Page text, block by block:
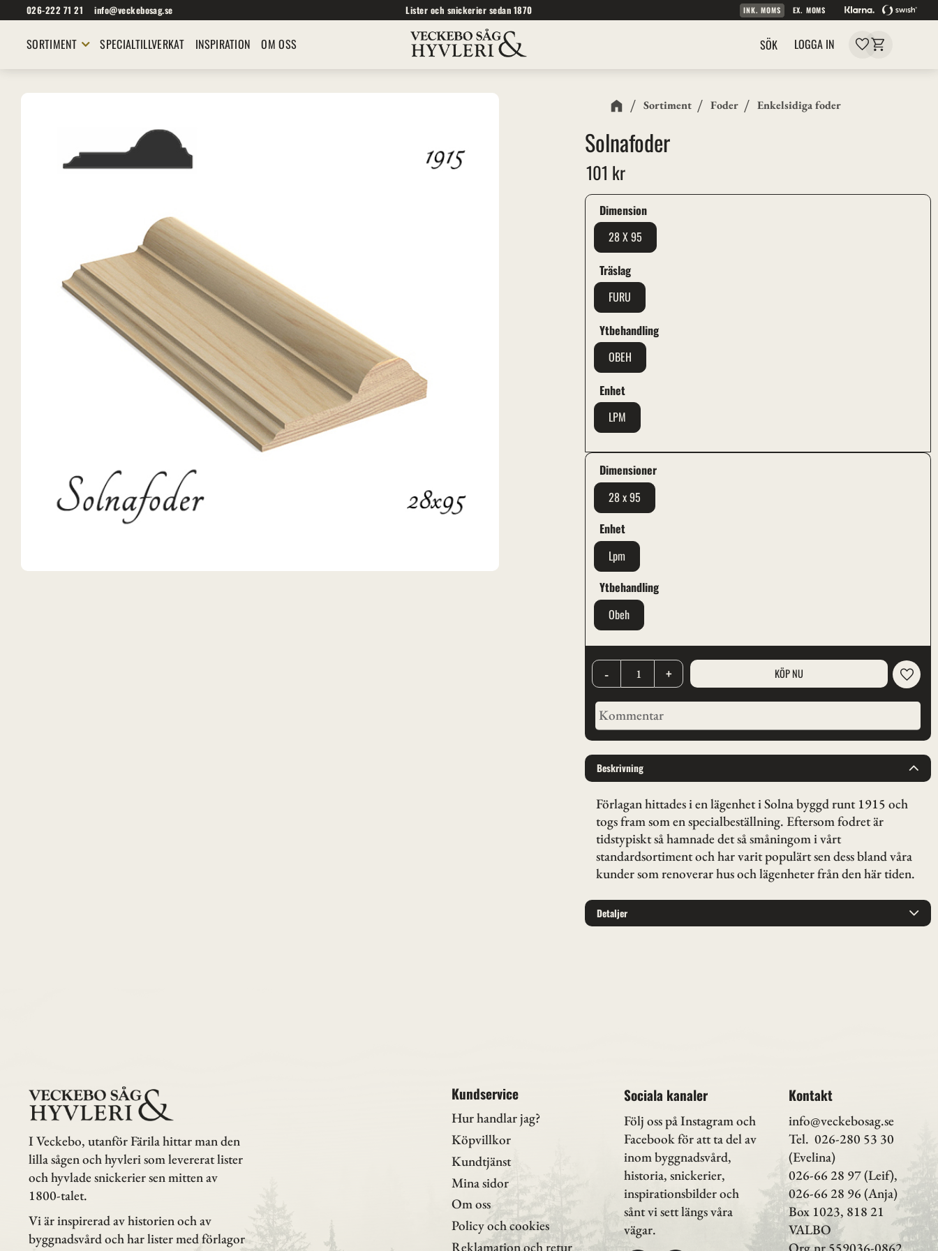
026-222 71 21 info@veckebosag.se Lister och snickerier sedan 1870 INK. MOMS EX. MOMS
SORTIMENT SPECIALTILLVERKAT INSPIRATION OM OSS SÖK LOGGA IN
Favoriter
Sortiment Foder Enkelsidiga foder
Solnafoder
101 kr
Dimensioner
28 x 95
Enhet
Lpm
Ytbehandling
Obeh
+
- Lägg
Dimension
28 X 95
Träslag
FURU
Ytbehandling
OBEH
Enhet
LPM
Beskrivning
Förlagan hittades i en lägenhet i Solna byggd runt 1915 och
togs fram som en specialbeställning. Eftersom fodret är
tidstypiskt så hamnade det så småningom i vårt
standardsortiment och har varit populärt sen dess bland våra
kunder som renoverar hus och lägenheter från den här tiden.
Detaljer
I Veckebo, utanför Färila hittar man den
lilla sågen och hyvleri som levererat lister
och hyvlade snickerier sen mitten av
1800-talet.
Vi är inspirerad av historien och av
byggnadsvård och har lister med förlagor
Kundservice
Hur handlar jag?
Köpvillkor
Kundtjänst
Mina sidor
Om oss
Policy och cookies
Reklamation och retur
Sociala kanaler
Följ oss på Instagramoch
Facebook för att ta del av
inom byggnadsvård,
historia, snickerier,
inspirationsbilder och
sånt vi sett längs våra
vägar.
Kontakt
info@veckebosag.se
Tel. 026-280 53 30
(Evelina)
026-66 28 97 (Leif),
026-66 28 96 (Anja)
Box 1023, 818 21
VALBO